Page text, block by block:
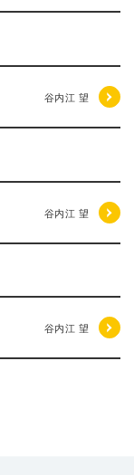
谷内江 望
谷内江 望
谷内江 望